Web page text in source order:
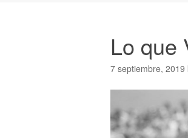
Lo que
7 septiembre, 2019